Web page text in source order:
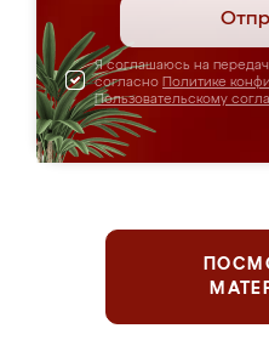
Я соглашаюсь на
согласно Политике
Пользовательскому